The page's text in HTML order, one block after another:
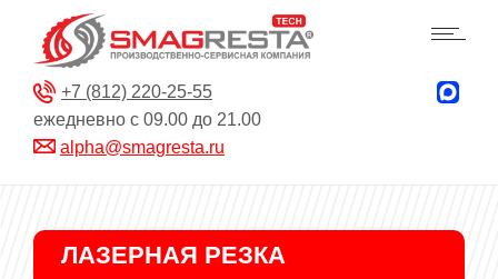
+7 (812) 220-25-55
ежедневно с 09.00 до 21.00
alpha@smagresta.ru
ЛАЗЕРНАЯ РЕЗКА